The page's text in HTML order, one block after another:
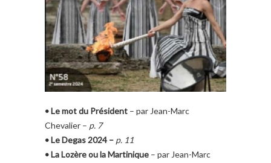
• Le mot du Président – par Jean-Marc
Chevalier – p. 7
• Le Degas 2024 – p. 11
• La Lozère ou la Martinique – par Jean-Marc